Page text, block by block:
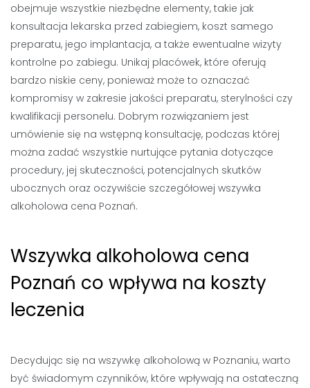
obejmuje wszystkie niezbędne elementy, takie jak
konsultacja lekarska przed zabiegiem, koszt samego
preparatu, jego implantacja, a także ewentualne wizyty
kontrolne po zabiegu. Unikaj placówek, które oferują
bardzo niskie ceny, ponieważ może to oznaczać
kompromisy w zakresie jakości preparatu, sterylności czy
kwalifikacji personelu. Dobrym rozwiązaniem jest
umówienie się na wstępną konsultację, podczas której
można zadać wszystkie nurtujące pytania dotyczące
procedury, jej skuteczności, potencjalnych skutków
ubocznych oraz oczywiście szczegółowej wszywka
alkoholowa cena Poznań.
Wszywka alkoholowa cena
Poznań co wpływa na koszty
leczenia
Decydując się na wszywkę alkoholową w Poznaniu, warto
być świadomym czynników, które wpływają na ostateczną